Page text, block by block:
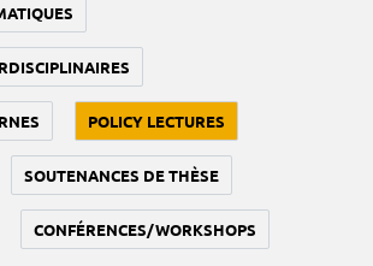
POLICY LECTURES
SOUTENANCES DE THÈSE
CONFÉRENCES/WORKSHOPS